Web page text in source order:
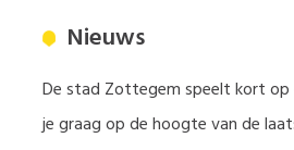
Nieuws
De stad Zottegem speelt kort op
je graag op de hoogte van de